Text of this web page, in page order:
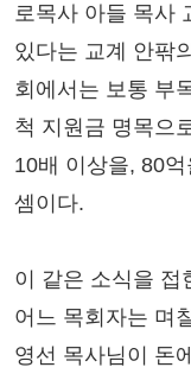
로목사 아들 목사
있다는 교계 안팎
회에서는 보통 부
척 지원금 명목으
10배 이상을, 80
셈이다.
이 같은 소식을 접
어느 목회자는 며
영선 목사님이 돈